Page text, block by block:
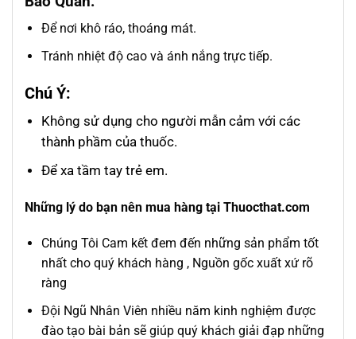
Để nơi khô ráo, thoáng mát.
Tránh nhiệt độ cao và ánh nắng trực tiếp.
Chú Ý:
Không sử dụng cho người mẫn cảm với các
thành phầm của thuốc.
Để xa tầm tay trẻ em.
Những lý do bạn nên mua hàng tại Thuocthat.com
Chúng Tôi Cam kết đem đến những sản phẩm tốt
nhất cho quý khách hàng , Nguồn gốc xuất xứ rõ
ràng
Đội Ngũ Nhân Viên nhiều năm kinh nghiệm được
đào tạo bài bản sẽ giúp quý khách giải đạp những